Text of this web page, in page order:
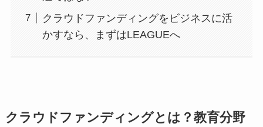
クラウドファンディングをビジネスに活
かすなら、まずはLEAGUEへ
クラウドファンディングとは？教育分野